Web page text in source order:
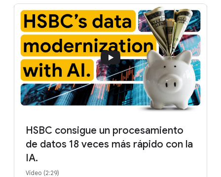
HSBC consigue un procesamiento
de datos 18 veces más rápido con la
IA.
Vídeo (2:29)